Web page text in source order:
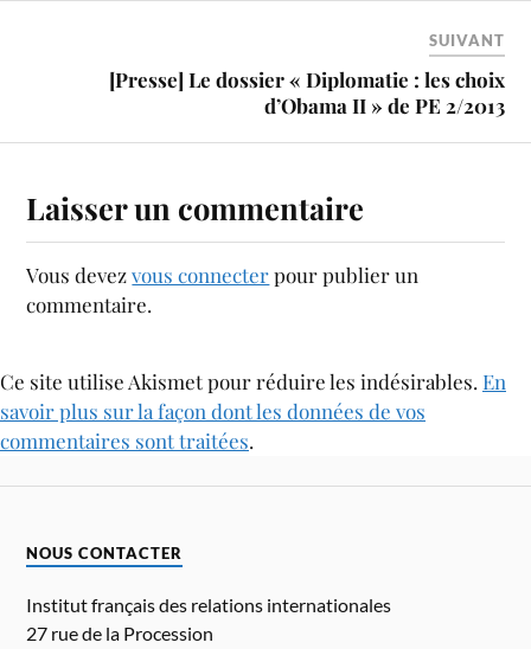
SUIVANT
[Presse] Le dossier « Diplomatie : les choix
d’Obama II » de PE 2/2013
Laisser un commentaire
Vous devezvous connecterpour publier un
commentaire.
Ce site utilise Akismet pour réduire les indésirables. En
savoir plus sur la façon dont les données de vos
commentaires sont traitées.
NOUS CONTACTER
Institut français des relations internationales
27 rue de la Procession